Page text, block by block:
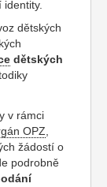
identity.
dětských
dětských
v rámci
OPZ,
žádostí o
podrobně